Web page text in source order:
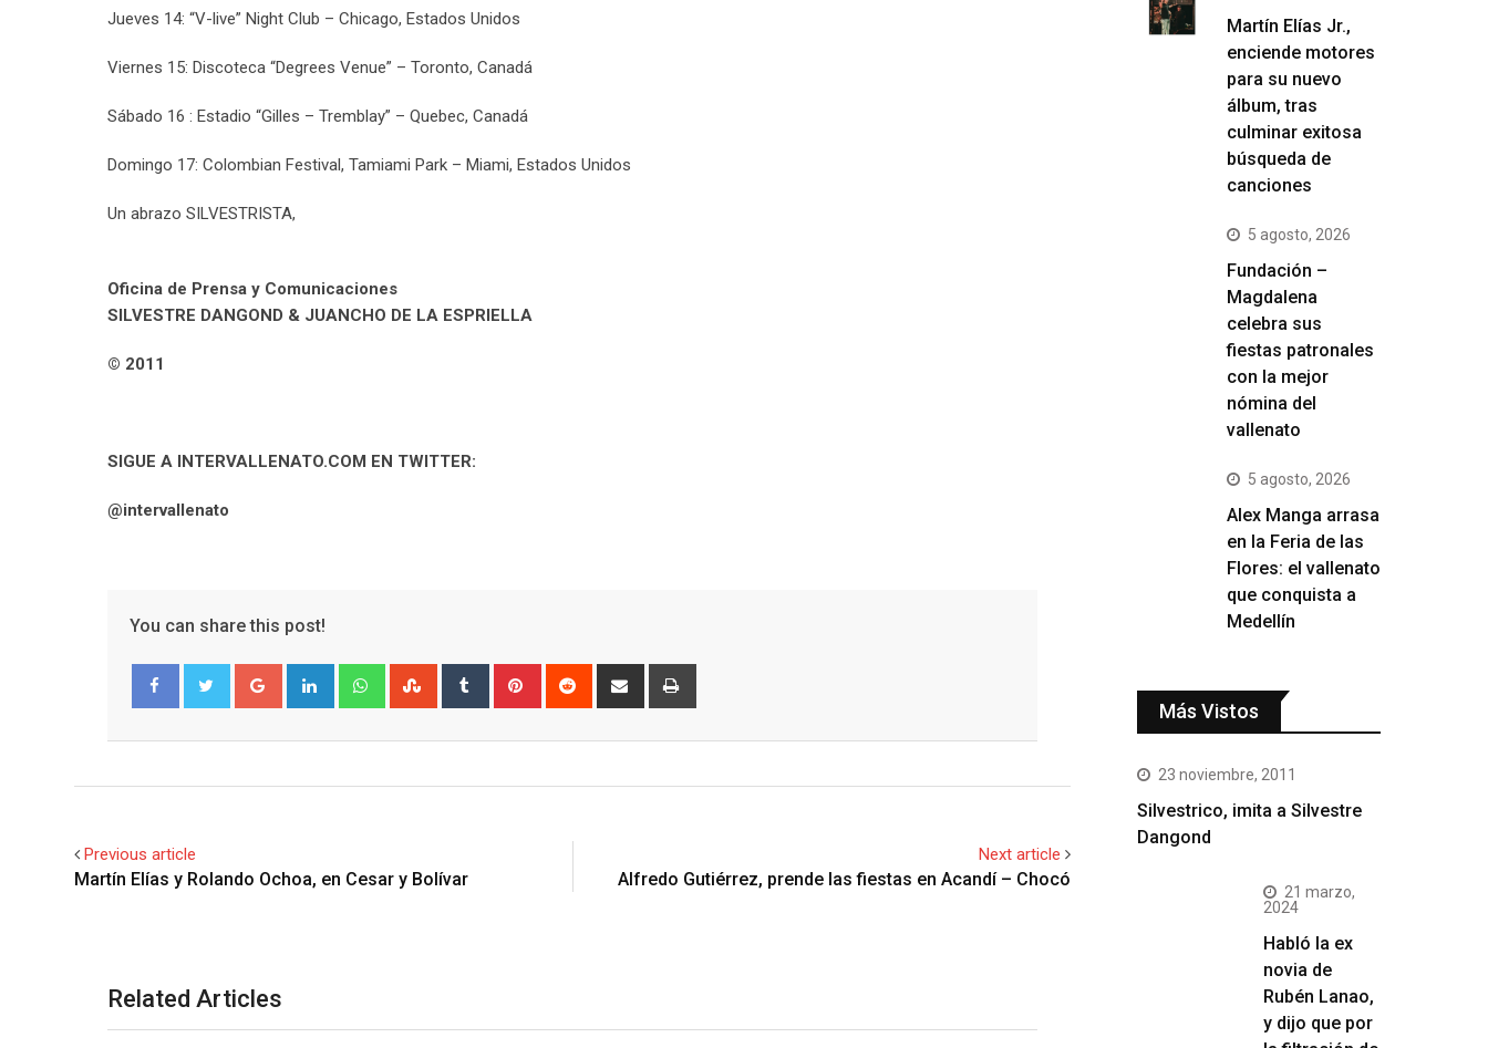
Jueves 14: “V-live” Night Club – Chicago, Estados Unidos
Viernes 15: Discoteca “Degrees Venue” – Toronto, Canadá
Sábado 16 : Estadio “Gilles – Tremblay” – Quebec, Canadá
Domingo 17: Colombian Festival, Tamiami Park – Miami, Estados Unidos
Un abrazo SILVESTRISTA,
Oficina de Prensa y Comunicaciones
SILVESTRE DANGOND & JUANCHO DE LA ESPRIELLA
© 2011
SIGUE A INTERVALLENATO.COM EN TWITTER:
@intervallenato
You can share this post!
Google+ LinkedIn WhatsappStumbleUpon
Tumblr Pinterest Reddit
Share
Previous article
Martín Elías y Rolando Ochoa, en Cesar y Bolívar
Next article
Alfredo Gutiérrez, prende las fiestas en Acandí – Chocó
Related Articles
Martín Elías Jr.,
enciende motores
para su nuevo
álbum, tras
culminar exitosa
búsqueda de
canciones
5 agosto, 2026
Fundación –
Magdalena
celebra sus
fiestas patronales
con la mejor
nómina del
vallenato
5 agosto, 2026
Alex Manga arrasa
en la Feria de las
Flores: el vallenato
que conquista a
Medellín
Más Vistos
23 noviembre, 2011
Silvestrico, imita a Silvestre
Dangond
21 marzo,
2024
Habló la ex
novia de
Rubén Lanao,
y dijo que por